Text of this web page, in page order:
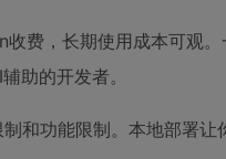
费，长期使用成本可观
助的开发者。
和功能限制。本地部署